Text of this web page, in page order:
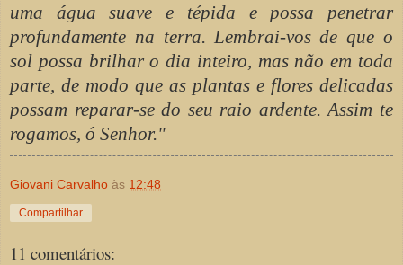
uma água suave e tépida e possa penetrar
profundamente na terra. Lembrai-vos de que o
sol possa brilhar o dia inteiro, mas não em toda
parte, de modo que as plantas e flores delicadas
possam reparar-se do seu raio ardente. Assim te
rogamos, ó Senhor."
Giovani Carvalho às 12:48
Compartilhar
11 comentários: